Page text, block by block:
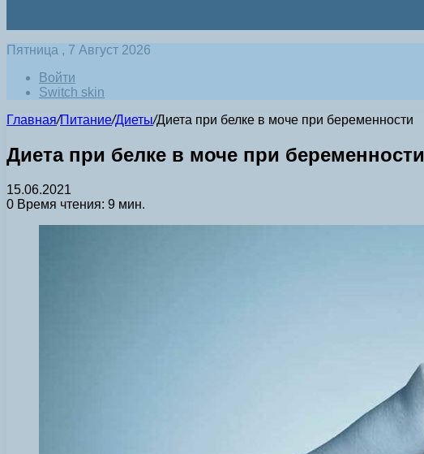
Пятница , 7 Август 2026
Войти
Switch skin
Главная/Питание/Диеты/Диета при белке в моче при беременности
Диета при белке в моче при беременности
15.06.2021
0 Время чтения: 9 мин.